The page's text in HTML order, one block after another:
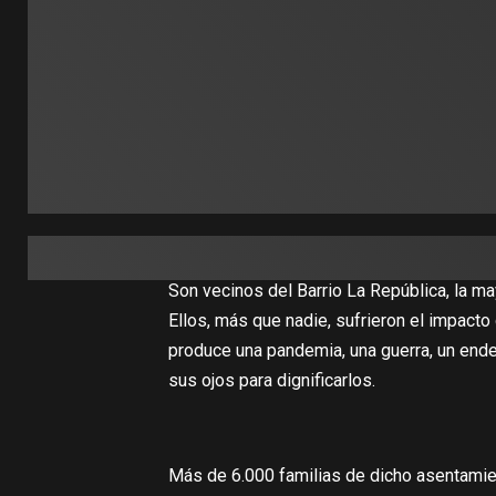
Son vecinos del Barrio La República, la
Ellos, más que nadie, sufrieron el
produce una pandemia, una guerra, un
sus ojos para dignificarlos.
Más de 6.000 familias de dicho